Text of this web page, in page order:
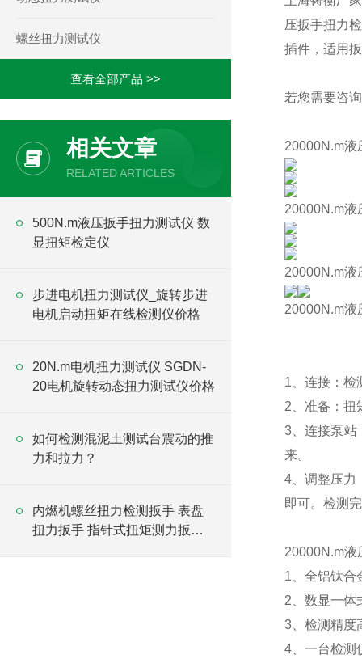
螺丝扭力测试仪
查看全部产品 >>
相关文章
RELATED ARTICLES
500N.m液压扳手扭力测试仪 数
显扭矩检定仪
步进电机扭力测试仪_旋转步进
电机启动扭矩在线检测仪价格
20N.m电机扭力测试仪 SGDN-
20电机旋转动态扭力测试仪价格
如何检测混泥土测试台震动的推
力和拉力？
内燃机螺丝扭力检测扳手 表盘
扭力扳手 指针式扭矩测力扳手
压扳手扭力
插件，适用
若您需要咨
20000N.m液
20000N.m液
20000N.m液
20000N.m液
1、连接：
2、准备：扭
3、连接泵站
来。
4、调整压力
即可。检测
20000N.m液
1、全铝钛合
2、数显一体
3、检测精度
4、一台检测